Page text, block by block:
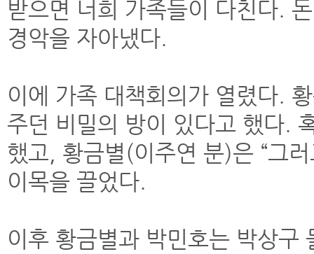
받으면 너희 가족들이 다친다.
경악을 자아냈다.
이에 가족 대책회의가 열렸다.
주던 비밀의 방이 있다고 했다.
했고, 황금별(이주연 분)은 “그
이목을 끌었다.
이후 황금별과 박민호는 박상구